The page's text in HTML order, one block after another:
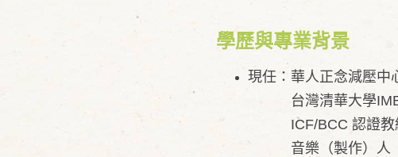
學歷與專業背景
現任：華人正念減壓中
台灣清華大學IMBA
ICF/BCC 認證教練
音樂（製作）人